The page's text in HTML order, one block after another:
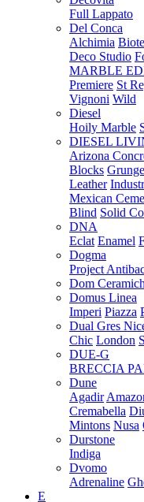
Full Lappato
Del Conca
Alchimia
Deco Studio
MARBLE
Premiere St
Vignoni Wild
Diesel
Hoily Marble
DIESEL
Arizona
Blocks
Leather
Mexican
Blind Solid
DNA
Eclat Enamel
Dogma
Project
Dom
Domus Linea
Imperi Piazza
Dual Gres
Chic London
DUE-G
BRECCIA
Dune
Agadir
Cremabella
Mintons Nusa
Durstone
Indiga
Dvomo
Adrenaline
E